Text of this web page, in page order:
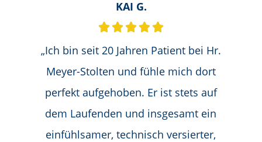
KAI G.
„Ich bin seit 20 Jahren Patient bei Hr.
Meyer-Stolten und fühle mich dort
perfekt aufgehoben. Er ist stets auf
dem Laufenden und insgesamt ein
einfühlsamer, technisch versierter,